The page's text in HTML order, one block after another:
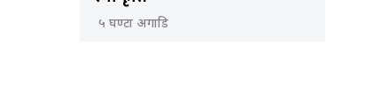
५ घण्टा अगाडि